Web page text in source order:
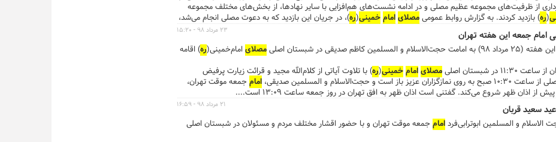
از ظرفیت‌های مجموعه عظیم مصلی و در ادامه نشست‌های هم‌افزایی با سایر نهادها، از بخش‌های مختلف مجموعه
(ره) بازدید کردند. به گزارش روابط عمومیمصلایامامخمینی(ره)، در جریان این بازدید که به دعوت مصلی انجام می‌شد،
و ولی تیموری معاون گردشگری سازمان میراث فرهنگی، دکتر مونسان را همراهی می‌کردند. ...معاون رییس جمهور
سازمان میراث‌فرهنگی ومصلای
فرهنگی مهم در پایتخت می‌تواند برای گردشگران خارجی که به ایران سفر می‌کنند محلی دیدنی و حائز اهمیت باشد. ...
امام جمعه این هفته تهران
صدیقی در شبستان اصلی مصلایامام‌خمینی(ره) اقامه
مصلایامامخمینی(ره) با تلاوت آیاتی از کلام‌الله مجید و قرائت زیارت پرفیض
حجت‌الاسلام و المسلمین صدیقی،
امامجمعه موقت تهران،
۲۳ مرداد ۹۸ - ۱۵:۲۰
سعید قربان
و المسلمین ابوترابی‌فردامامجمعه موقت تهران و با حضور اقشار مختلف مردم و مسئولان در شبستان اصلی
۲۱ مرداد ۹۸ - ۱۶:۵۹